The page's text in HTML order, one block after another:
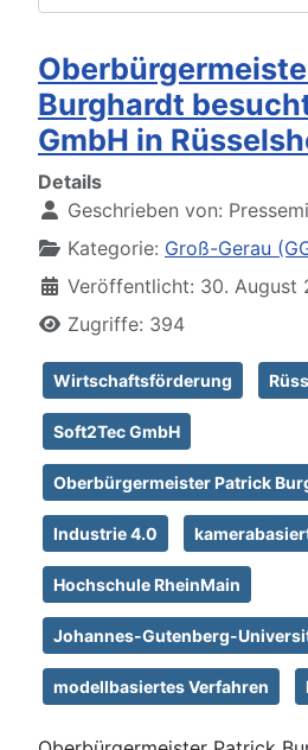
Burghardt
GmbH in
Details
Geschrieben von:
Kategorie: Groß-Gerau
Veröffentlicht: 30. August
Zugriffe: 394
Wirtschaftsförderung
Soft2Tec GmbH
Oberbürgermeister Patrick
Industrie 4.0
Hochschule RheinMain
Johannes-Gutenberg-
modellbasiertes Verfahren